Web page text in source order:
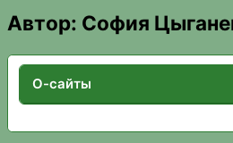
Автор: София
О-сайты